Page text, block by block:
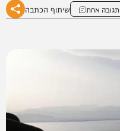
תגובה אחת שיתוף הכתבה